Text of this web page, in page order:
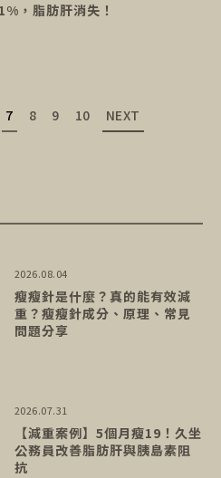
，脂肪肝消失！
7 8 9 10 NEXT
瘦瘦針是什麼？真的能有效減
重？瘦瘦針成分、原理、常見
問題分享
2026.08.04
【減重案例】5個月瘦19！久坐
公務員改善脂肪肝與胰島素阻
抗
2026.07.31